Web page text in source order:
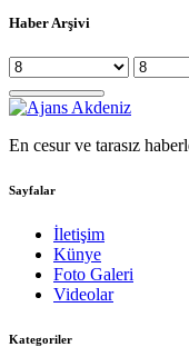
Haber Arşivi
En cesur ve tarasız
Sayfalar
İletişim
Künye
Foto Galeri
Videolar
Kategoriler